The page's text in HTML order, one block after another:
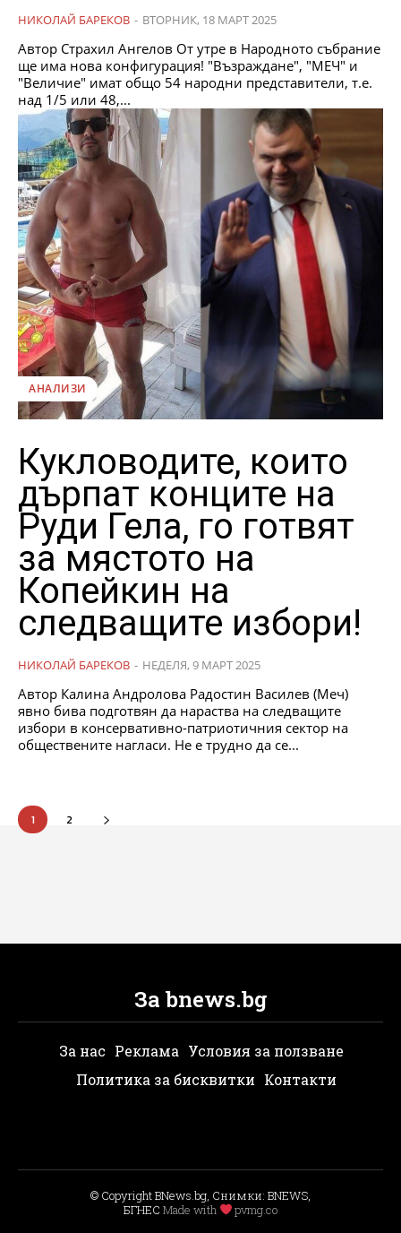
НИКОЛАЙ БАРЕКОВ - ВТОРНИК, 18 МАРТ 2025
Автор Страхил Ангелов От утре в Народното събрание
ще има нова конфигурация! "Възраждане", "МЕЧ" и
"Величие" имат общо 54 народни представители, т.е.
над 1/5 или 48,...
АНАЛИЗИ
Кукловодите, които
дърпат конците на
Руди Гела, го готвят
за мястото на
Копейкин на
следващите избори!
НИКОЛАЙ БАРЕКОВ - НЕДЕЛЯ, 9 МАРТ 2025
Автор Калина Андролова Радостин Василев (Меч)
явно бива подготвян да нараства на следващите
избори в консервативно-патриотичния сектор на
обществените нагласи. Не е трудно да се...
1 2
За bnews.bg
За нас Реклама Условия за ползване
Политика за бисквитки Контакти
© Copyright BNews.bg, Снимки: BNEWS,
БГНЕС Мade with pvmg.co